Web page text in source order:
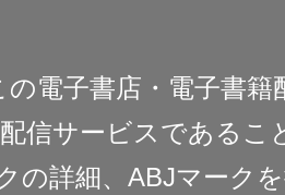
電子書店・電子書
信サービスであるこ
の詳細、ABJマーク